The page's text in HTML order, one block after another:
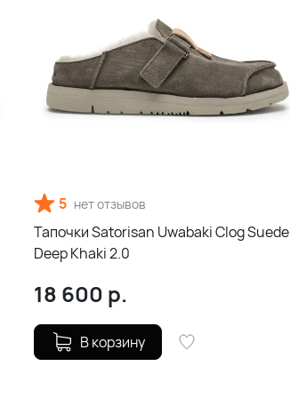
5 нет отзывов
Тапочки Satorisan Uwabaki Clog Suede
Deep Khaki 2.0
18 600 р.
В корзину